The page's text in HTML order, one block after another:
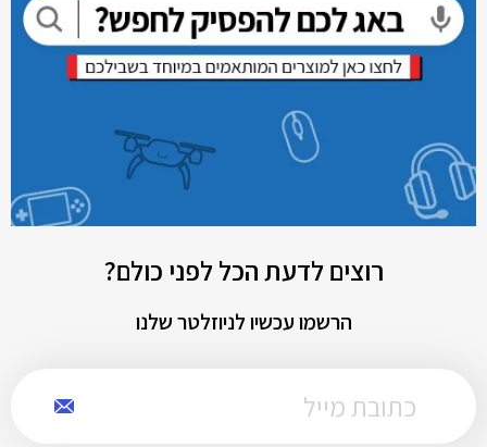
רוצים לדעת הכל לפני כולם?
הרשמו עכשיו לניוזלטר שלנו